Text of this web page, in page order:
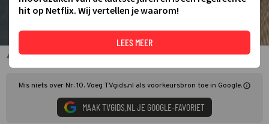
Nr. 10
Mis niets over Nr. 10. Voeg TVgids.nl als voorkeursbron toe in Google.
MAAK TVGIDS.NL JE GOOGLE-FAVORIET
hit op Netflix. Wij vertellen je waarom!
LEES MEER